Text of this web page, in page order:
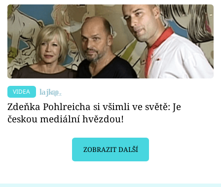
VIDEA
Zdeňka Pohlreicha si všimli ve světě: Je
českou mediální hvězdou!
ZOBRAZIT DALŠÍ